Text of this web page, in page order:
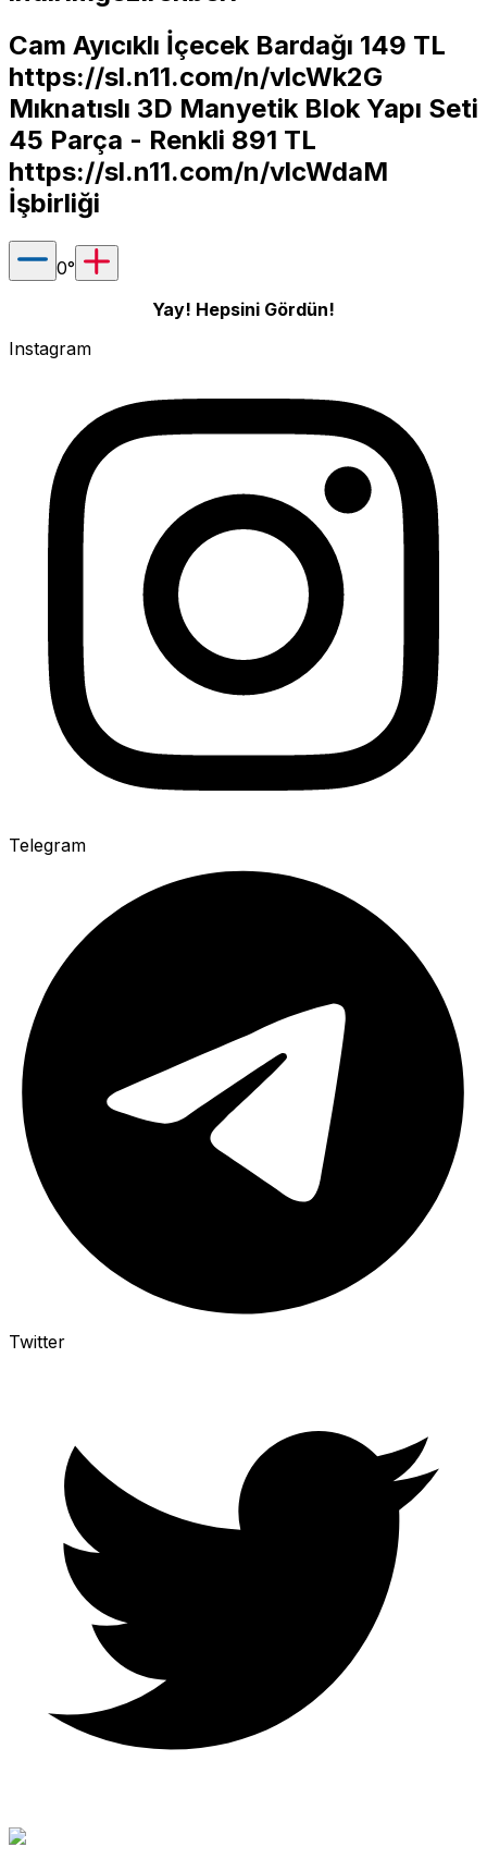
Cam Ayıcıklı İçecek Bardağı 149 TL
https://sl.n11.com/n/vlcWk2G
Mıknatıslı 3D Manyetik Blok Yapı Seti
45 Parça - Renkli 891 TL
https://sl.n11.com/n/vlcWdaM
İşbirliği
0°
Yay! Hepsini Gördün!
Instagram
Telegram
Twitter